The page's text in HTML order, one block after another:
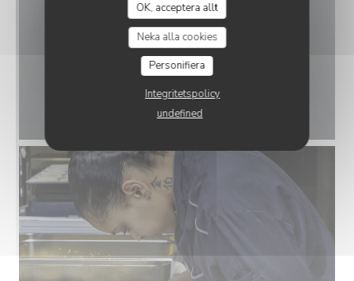
OK, acceptera allt
Neka alla cookies
Personifiera
Integritetspolicy
undefined